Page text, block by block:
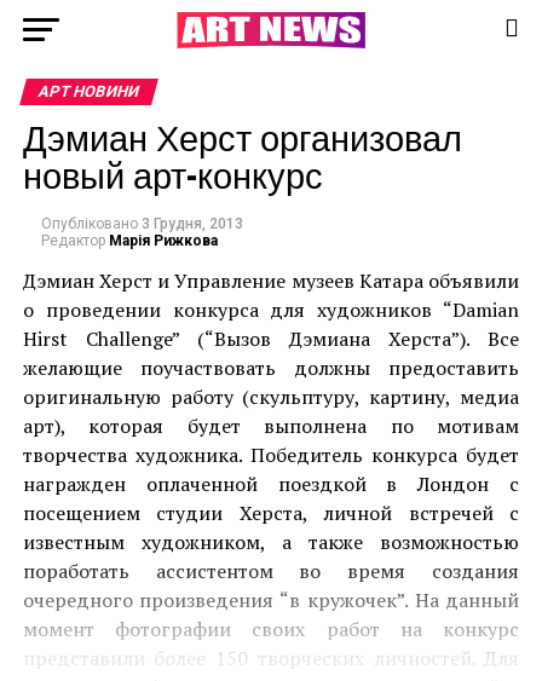
АРТ НОВИНИ
Дэмиан Херст организовал
новый арт-конкурс
Опубліковано 3 Грудня, 2013
Редактор Марія Рижкова
Дэмиан Херст и Управление музеев Катара объявили
о проведении конкурса для художников “Damian
Hirst Challenge” (“Вызов Дэмиана Херста”). Все
желающие поучаствовать должны предоставить
оригинальную работу (скульптуру, картину, медиа
арт), которая будет выполнена по мотивам
творчества художника. Победитель конкурса будет
награжден оплаченной поездкой в Лондон с
посещением студии Херста, личной встречей с
известным художником, а также возможностью
поработать ассистентом во время создания
очередного произведения “в кружочек”. На данный
момент фотографии своих работ на конкурс
представили более 150 творческих личностей. Для